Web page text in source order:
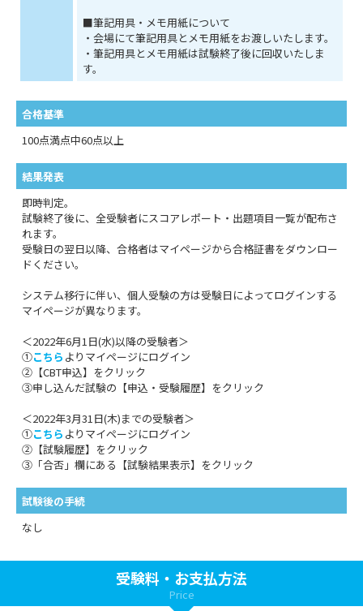
■筆記用具・メモ用紙について
・会場にて筆記用具とメモ用紙をお渡しいたします。
・筆記用具とメモ用紙は試験終了後に回収いたしま
す。
合格基準
100点満点中60点以上
結果発表
即時判定。
試験終了後に、全受験者にスコアレポート・出題項目一覧が配布さ
れます。
受験日の翌日以降、合格者はマイページから合格証書をダウンロー
ドください。
システム移行に伴い、個人受験の方は受験日によってログインする
マイページが異なります。
＜2022年6月1日(水)以降の受験者＞
①こちら よりマイページにログイン
②【CBT申込】をクリック
③申し込んだ試験の【申込・受験履歴】をクリック
＜2022年3月31日(木)までの受験者＞
①こちら よりマイページにログイン
②【試験履歴】をクリック
③「合否」欄にある【試験結果表示】をクリック
試験後の手続
なし
受験料・お支払方法
Price